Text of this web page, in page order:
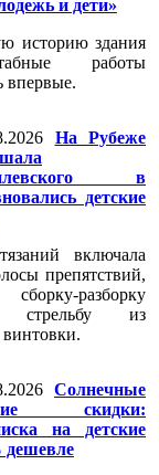
и дети»
историю здания
работы
впервые.
На Рубеже
в
детские
включала
препятствий,
разборку
стрельбу из
Солнечные
скидки:
на детские
дешевле